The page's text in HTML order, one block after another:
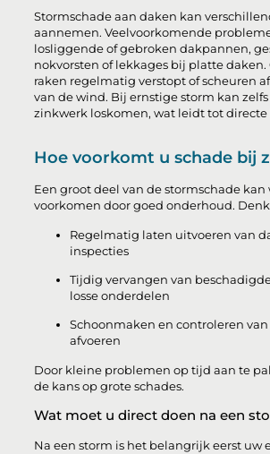
Stormschade aan daken kan
aannemen. Veelvoorkomende
losliggende of gebroken dakpannen,
nokvorsten of lekkages bij platte
raken regelmatig verstopt of scheuren
van de wind. Bij ernstige storm kan
zinkwerk loskomen, wat leidt tot directe
Hoe voorkomt u schade bij
Een groot deel van de stormschade kan
voorkomen door goed onderhoud.
Regelmatig laten uitvoeren van
inspecties
Tijdig vervangen van
losse onderdelen
Schoonmaken en controleren
afvoeren
Door kleine problemen op tijd aan te
de kans op grote schades.
Wat moet u direct doen na een
Na een storm is het belangrijk eerst uw